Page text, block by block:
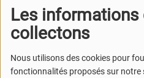
Les informations
collectons
Nous utilisons des cookies pour
fonctionnalités proposés sur notre
Podcasts Bionutrition
Vos
réponses !